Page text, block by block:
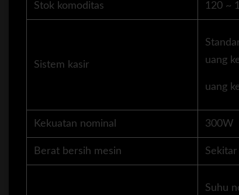
Stok komoditas 120 ~
Sistem kasir
uang
uang
Kekuatan nominal 300W
Berat bersih mesin
Suhu